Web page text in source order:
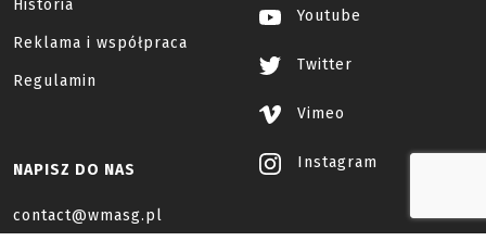
Historia
Reklama i współpraca
Regulamin
Youtube
Twitter
Vimeo
Instagram
NAPISZ DO NAS
contact@wmasg.pl